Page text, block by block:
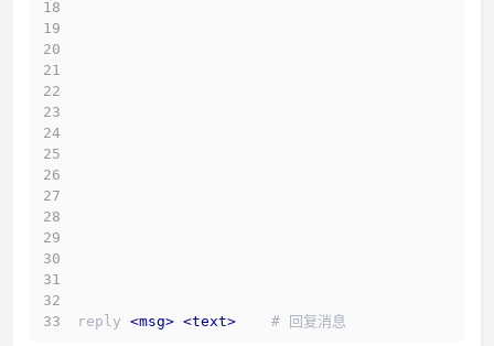
reply <msg> <text>
    # 回复消息